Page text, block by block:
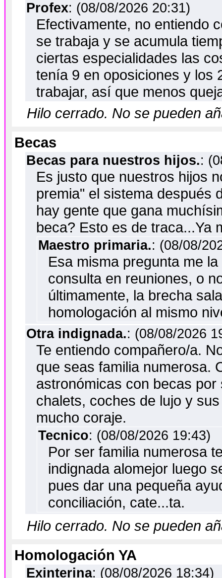
Profex: (08/08/2026 20:31)
Efectivamente, no entiendo
se trabaja y se acumula
ciertas especialidades las
tenía 9 en oposiciones y los
trabajar, así que menos
Hilo cerrado. No se pueden
Becas
Becas para nuestros hijos.:
Es justo que nuestros hijos
premia" el sistema después
hay gente que gana
beca? Esto es de traca...Ya
Maestro primaria.: (08/08/
Esa misma pregunta me
consulta en reuniones, o
últimamente, la brecha
homologación al mismo
Otra indignada.: (08/08/2026
Te entiendo compañero/a.
que seas familia numerosa.
astronómicas con becas
chalets, coches de lujo y
mucho coraje.
Tecnico: (08/08/2026 19:43)
Por ser familia numerosa
indignada alomejor luego
pues dar una pequeña
conciliación, cate...ta.
Hilo cerrado. No se pueden
Homologación YA
Exinterina: (08/08/2026 18:34)